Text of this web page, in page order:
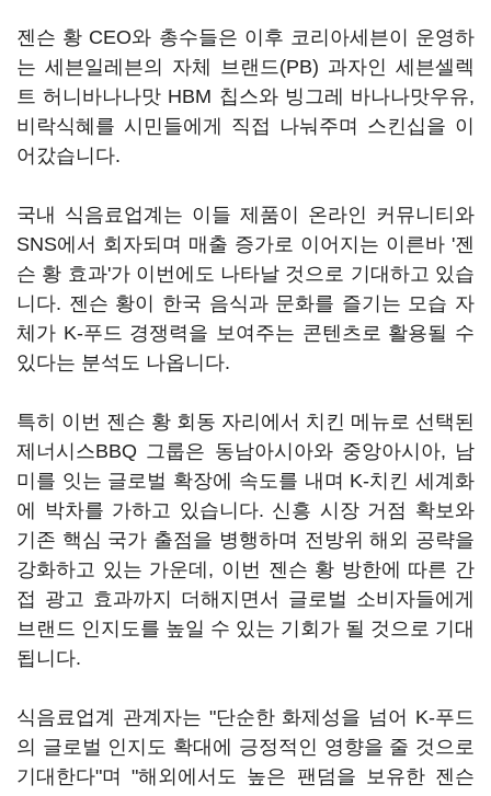
젠슨 황 CEO와 총수들은 이후 코리아세븐이 운영하
는 세븐일레븐의 자체 브랜드(PB) 과자인 세븐셀렉
트 허니바나나맛 HBM 칩스와 빙그레 바나나맛우유,
비락식혜를 시민들에게 직접 나눠주며 스킨십을 이
어갔습니다.
국내 식음료업계는 이들 제품이 온라인 커뮤니티와
SNS에서 회자되며 매출 증가로 이어지는 이른바 '젠
슨 황 효과'가 이번에도 나타날 것으로 기대하고 있습
니다. 젠슨 황이 한국 음식과 문화를 즐기는 모습 자
체가 K-푸드 경쟁력을 보여주는 콘텐츠로 활용될 수
있다는 분석도 나옵니다.
특히 이번 젠슨 황 회동 자리에서 치킨 메뉴로 선택된
제너시스BBQ 그룹은 동남아시아와 중앙아시아, 남
미를 잇는 글로벌 확장에 속도를 내며 K-치킨 세계화
에 박차를 가하고 있습니다. 신흥 시장 거점 확보와
기존 핵심 국가 출점을 병행하며 전방위 해외 공략을
강화하고 있는 가운데, 이번 젠슨 황 방한에 따른 간
접 광고 효과까지 더해지면서 글로벌 소비자들에게
브랜드 인지도를 높일 수 있는 기회가 될 것으로 기대
됩니다.
식음료업계 관계자는 "단순한 화제성을 넘어 K-푸드
의 글로벌 인지도 확대에 긍정적인 영향을 줄 것으로
기대한다"며 "해외에서도 높은 팬덤을 보유한 젠슨